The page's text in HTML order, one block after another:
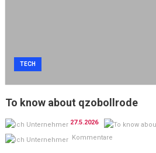
TECH
To know about qzobollrode
27.5.2026
Kommentare